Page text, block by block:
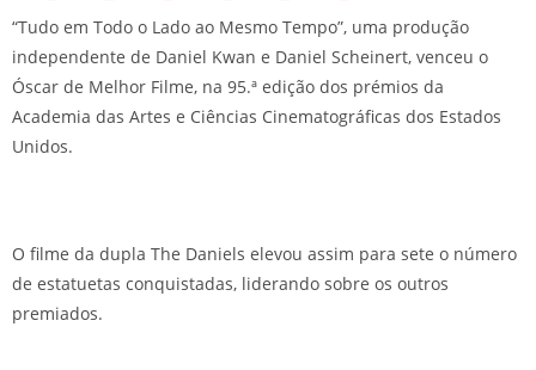
“Tudo em Todo o Lado ao Mesmo Tempo”, uma produção
independente de Daniel Kwan e Daniel Scheinert, venceu o
Óscar de Melhor Filme, na 95.ª edição dos prémios da
Academia das Artes e Ciências Cinematográficas dos Estados
Unidos.
O filme da dupla The Daniels elevou assim para sete o número
de estatuetas conquistadas, liderando sobre os outros
premiados.